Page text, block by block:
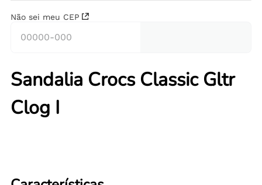
Não sei meu CEP
Sandalia Crocs Classic Gltr
Clog I